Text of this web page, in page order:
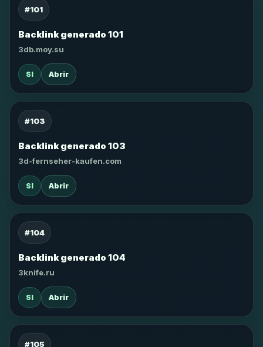
#101
Backlink generado 101
3db.moy.su
SI Abrir
#103
Backlink generado 103
3d-fernseher-kaufen.com
SI Abrir
#104
Backlink generado 104
3knife.ru
SI Abrir
#105